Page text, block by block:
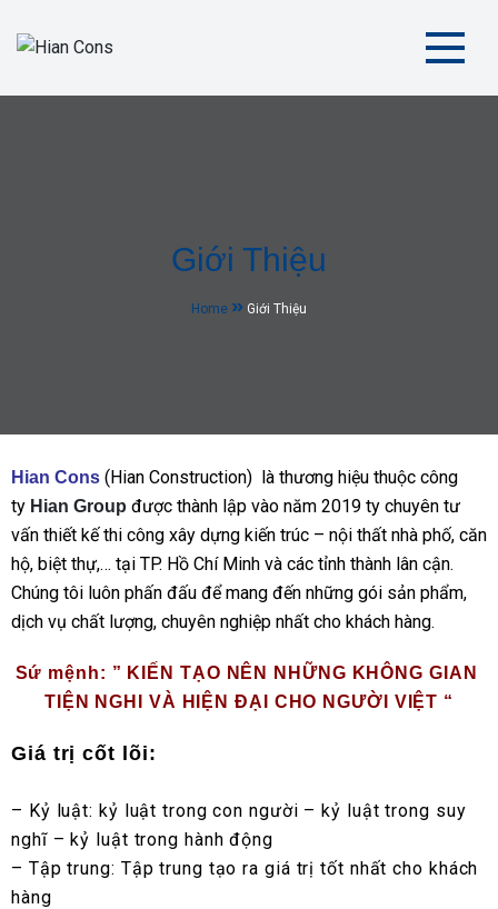
Hian Cons
Giới Thiệu
Home Giới Thiệu
Hian Cons (Hian Construction) là thương hiệu thuộc công
ty Hian Group được thành lập vào năm 2019 ty chuyên tư
vấn thiết kế thi công xây dựng kiến trúc – nội thất nhà phố, căn
hộ, biệt thự,… tại TP. Hồ Chí Minh và các tỉnh thành lân cận.
Chúng tôi luôn phấn đấu để mang đến những gói sản phẩm,
dịch vụ chất lượng, chuyên nghiệp nhất cho khách hàng.
Sứ mệnh: ” KIẾN TẠO NÊN NHỮNG KHÔNG GIAN
TIỆN NGHI VÀ HIỆN ĐẠI CHO NGƯỜI VIỆT “
Giá trị cốt lõi:
– Kỷ luật: kỷ luật trong con người – kỷ luật trong suy
nghĩ – kỷ luật trong hành động
– Tập trung: Tập trung tạo ra giá trị tốt nhất cho khách
hàng